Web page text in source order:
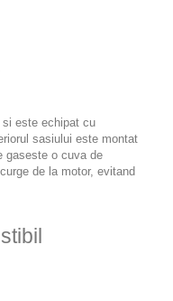
este echipat cu
sasiului este montat
gaseste o cuva de
de la motor, evitand